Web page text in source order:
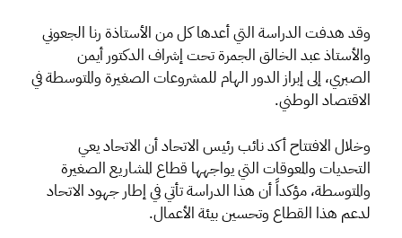
وقد هدفت الدراسة التي أعدها كل من الأستاذة رنا الجعوني
والأستاذ عبد الخالق الجمرة تحت إشراف الدكتور أيمن
الصبري، إلى إبراز الدور الهام للمشروعات الصغيرة والمتوسطة في
الاقتصاد الوطني.
وخلال الافتتاح أكد نائب رئيس الاتحاد أن الاتحاد يعي
التحديات والمعوقات التي يواجهها قطاع المشاريع الصغيرة
والمتوسطة، مؤكداً أن هذا الدراسة تأتي في إطار جهود الاتحاد
لدعم هذا القطاع وتحسين بيئة الأعمال.